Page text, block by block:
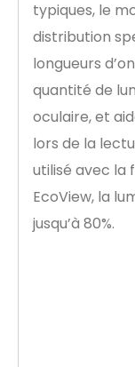
typiques, le
distribution
longueurs
quantité de
oculaire, et
lors de la
utilisé avec la
EcoView, la
jusqu’à 80%.